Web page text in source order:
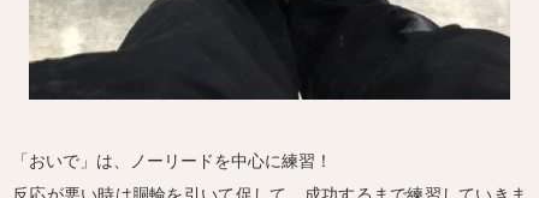
「おいで」は、ノーリードを中心に練習！